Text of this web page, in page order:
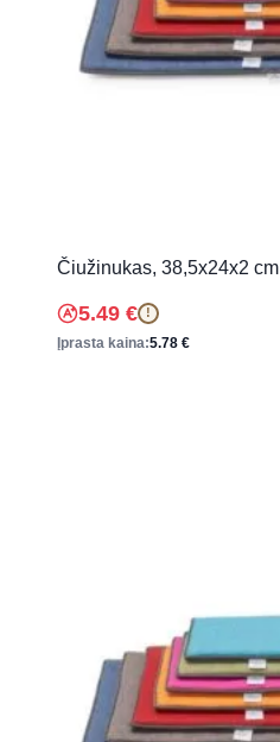
Čiužinukas, 38,5x24x2 cm
5.49 € !
Įprasta kaina:5.78 €